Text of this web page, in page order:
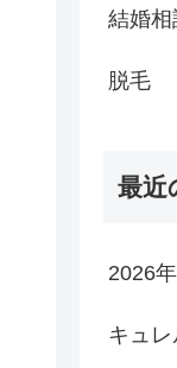
結婚相
脱毛
最近
2026
キュ